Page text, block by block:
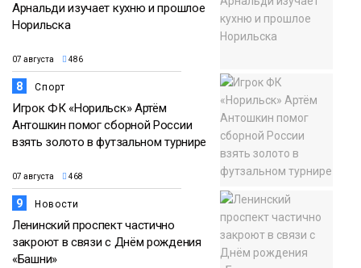
Арнальди изучает кухню и прошлое
Норильска
07 августа 486
8 Спорт
Игрок ФК «Норильск» Артём
Антошкин помог сборной России
взять золото в футзальном турнире
07 августа 468
9 Новости
Ленинский проспект частично
закроют в связи с Днём рождения
«Башни»